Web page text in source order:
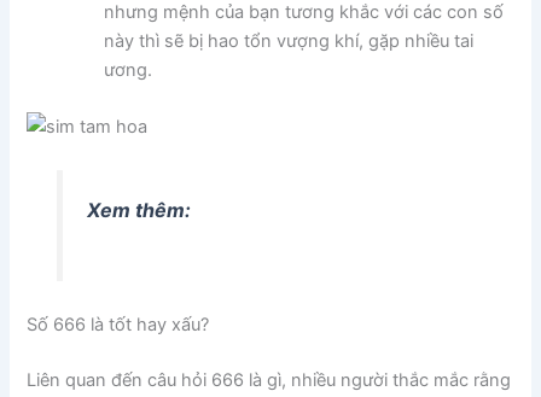
nhưng mệnh của bạn tương khắc với các con số
này thì sẽ bị hao tổn vượng khí, gặp nhiều tai
ương.
Xem thêm:
Số 666 là tốt hay xấu?
Liên quan đến câu hỏi 666 là gì, nhiều người thắc mắc rằng